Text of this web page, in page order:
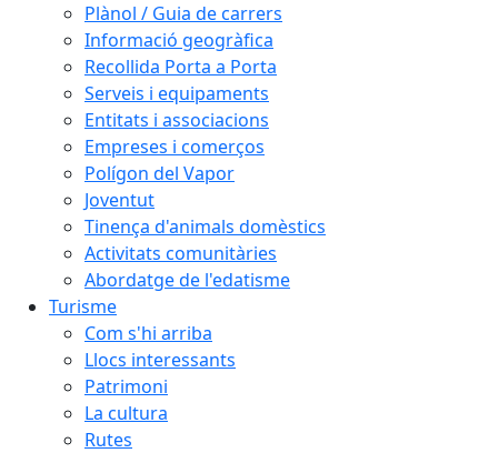
Plànol / Guia de carrers
Informació geogràfica
Recollida Porta a Porta
Serveis i equipaments
Entitats i associacions
Empreses i comerços
Polígon del Vapor
Joventut
Tinença d'animals domèstics
Activitats comunitàries
Abordatge de l'edatisme
Turisme
Com s'hi arriba
Llocs interessants
Patrimoni
La cultura
Rutes